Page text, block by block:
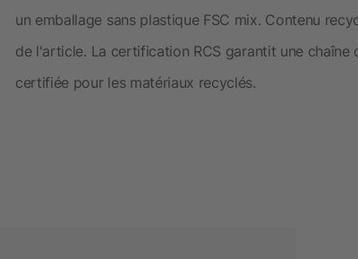
un emballage sans plastique FSC mix. Contenu
de l'article. La certification RCS garantit une
certifiée pour les matériaux recyclés.